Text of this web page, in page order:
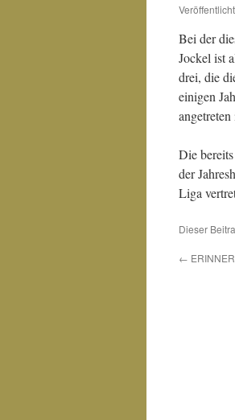
Bei der
Jockel ist
drei, die
einigen
angetreten
Die
der
Liga
Dieser
←